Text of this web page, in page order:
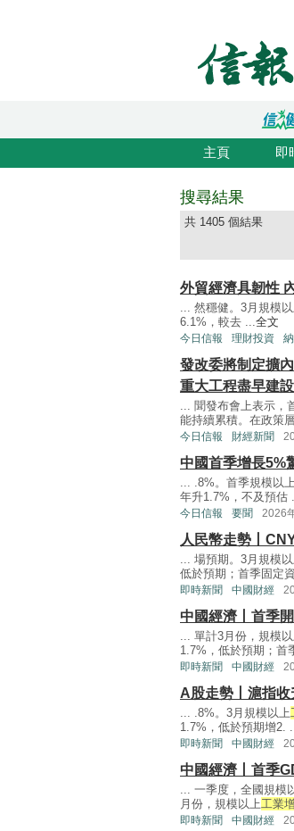
主頁 即
搜尋結果
共 1405 個結果
外貿經濟具韌性
... 然穩健。3月規模
6.1%，較去 ...全文
今日信報 理財投資
發改委將制定擴
重大工程盡早建
... 聞發布會上表示，
能持續累積。在政策
今日信報 財經新聞
中國首季增長5%
... .8%。首季規模以上
年升1.7%，不及預估
今日信報 要聞 2026
人民幣走勢丨
... 場預期。3月規模
低於預期；首季固定
即時新聞 中國財經
中國經濟丨首季
... 單計3月份，規模
1.7%，低於預期；首
即時新聞 中國財經
A股走勢丨滬指
... .8%。3月規模以上
1.7%，低於預期增2.
即時新聞 中國財經
中國經濟丨首季
... 一季度，全國規模
月份，規模以上工業
即時新聞 中國財經